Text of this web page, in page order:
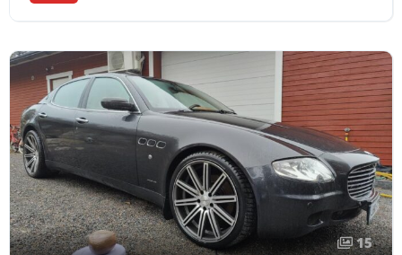
15